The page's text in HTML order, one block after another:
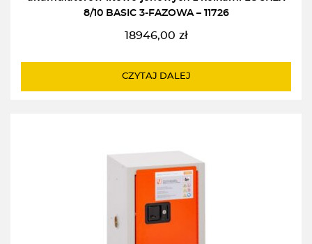
8/10 BASIC 3-FAZOWA – 11726
18946,00 zł
CZYTAJ DALEJ